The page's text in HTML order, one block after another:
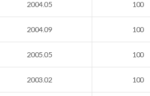
2004.05 100
2004.09 100
2005.05 100
2003.02 100